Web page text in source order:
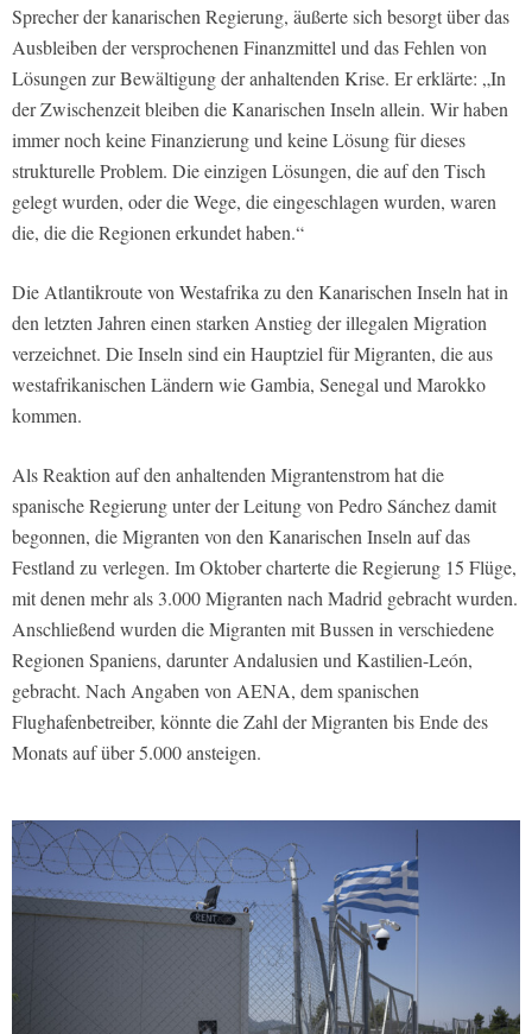
Sprecher der kanarischen Regierung, äußerte sich besorgt über das
Ausbleiben der versprochenen Finanzmittel und das Fehlen von
Lösungen zur Bewältigung der anhaltenden Krise. Er erklärte: „In
der Zwischenzeit bleiben die Kanarischen Inseln allein. Wir haben
immer noch keine Finanzierung und keine Lösung für dieses
strukturelle Problem. Die einzigen Lösungen, die auf den Tisch
gelegt wurden, oder die Wege, die eingeschlagen wurden, waren
die, die die Regionen erkundet haben.“
Die Atlantikroute von Westafrika zu den Kanarischen Inseln hat in
den letzten Jahren einen starken Anstieg der illegalen Migration
verzeichnet. Die Inseln sind ein Hauptziel für Migranten, die aus
westafrikanischen Ländern wie Gambia, Senegal und Marokko
kommen.
Als Reaktion auf den anhaltenden Migrantenstrom hat die
spanische Regierung unter der Leitung von Pedro Sánchez damit
begonnen, die Migranten von den Kanarischen Inseln auf das
Festland zu verlegen. Im Oktober charterte die Regierung 15 Flüge,
mit denen mehr als 3.000 Migranten nach Madrid gebracht wurden.
Anschließend wurden die Migranten mit Bussen in verschiedene
Regionen Spaniens, darunter Andalusien und Kastilien-León,
gebracht. Nach Angaben von AENA, dem spanischen
Flughafenbetreiber, könnte die Zahl der Migranten bis Ende des
Monats auf über 5.000 ansteigen.